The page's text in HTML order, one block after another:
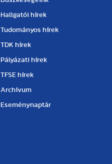
Hallgatói hírek
Tudományos hírek
TDK hírek
Pályázati hírek
TFSE hírek
Archívum
Eseménynaptár